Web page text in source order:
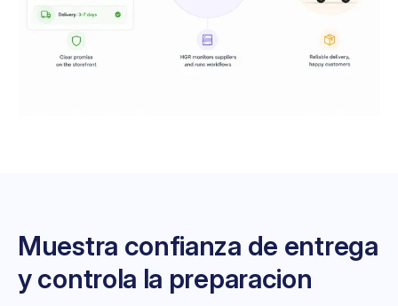
Muestra confianza de entrega
y controla la preparacion